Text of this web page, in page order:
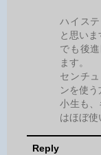
ハイス
と思いま
でも後
ます。
センチ
ンを使う
小生も
はほぼ使
Reply